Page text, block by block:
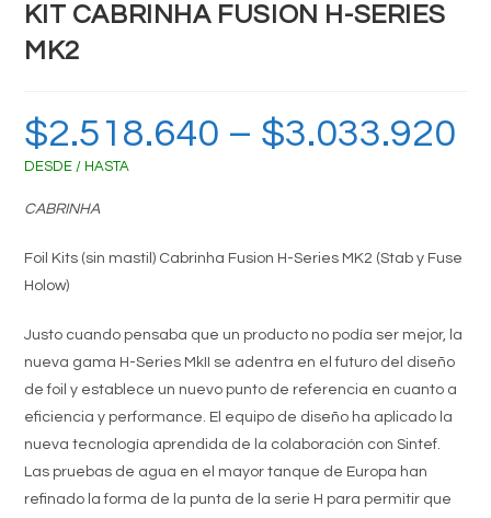
KIT CABRINHA FUSION H-SERIES
MK2
$2.518.640 – $3.033.920
DESDE / HASTA
CABRINHA
Foil Kits (sin mastil) Cabrinha Fusion H-Series MK2 (Stab y Fuse
Holow)
Justo cuando pensaba que un producto no podía ser mejor, la
nueva gama H-Series MkII se adentra en el futuro del diseño
de foil y establece un nuevo punto de referencia en cuanto a
eficiencia y performance. El equipo de diseño ha aplicado la
nueva tecnología aprendida de la colaboración con Sintef.
Las pruebas de agua en el mayor tanque de Europa han
refinado la forma de la punta de la serie H para permitir que